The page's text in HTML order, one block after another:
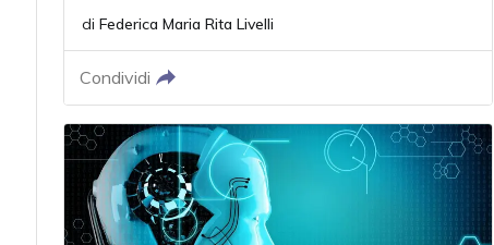
di Federica Maria Rita Livelli
Condividi